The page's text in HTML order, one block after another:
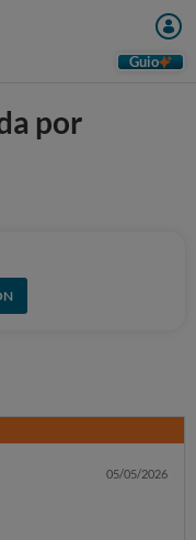
Guio
por
05/05/2026